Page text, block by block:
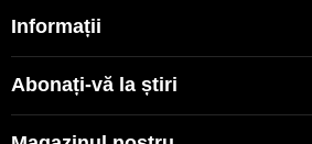
Informații
Abonați-vă la știri